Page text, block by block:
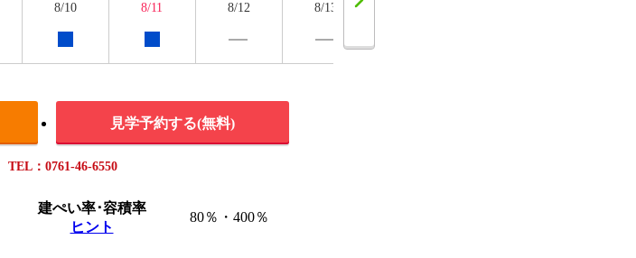
8/10 8/11 8/12 8/13
見学予約する(無料)
TEL：0761-46-6550
建ぺい率･容積率
ヒント
80％・400％